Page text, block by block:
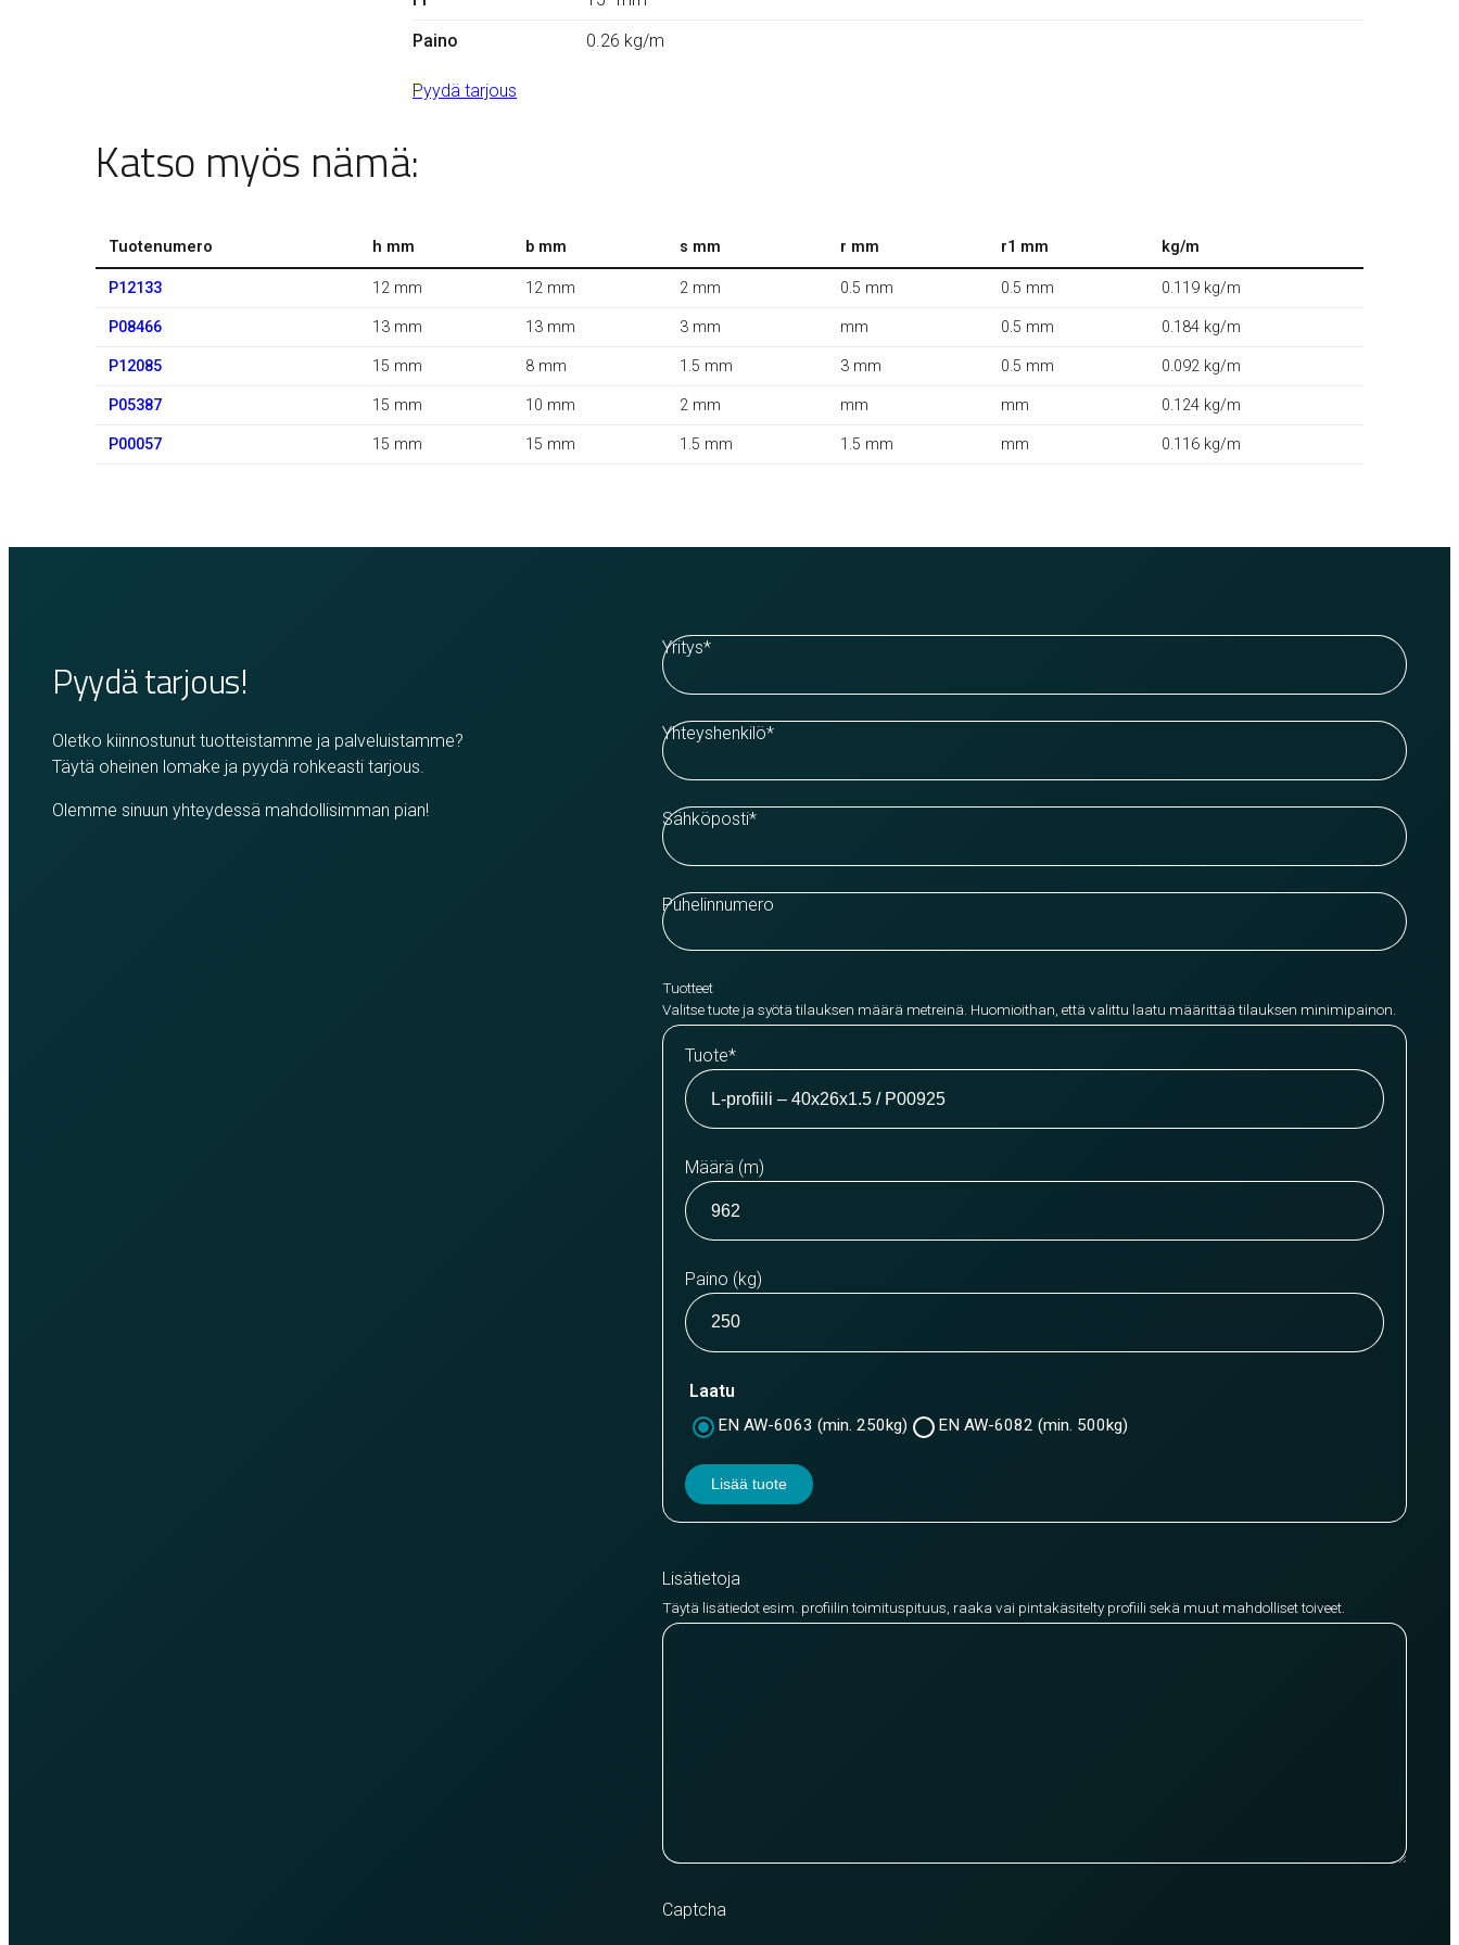
Paino
0.26 kg/m
Pyydä tarjous
Katso myös nämä:
Tuotenumero h mm b mm s mm r mm r1 mm kg/m
P12133 12 mm 12 mm 2 mm 0.5 mm 0.5 mm 0.119 kg/m
P08466 13 mm 13 mm 3 mm mm 0.5 mm 0.184 kg/m
P12085 15 mm 8 mm 1.5 mm 3 mm 0.5 mm 0.092 kg/m
P05387 15 mm 10 mm 2 mm mm mm 0.124 kg/m
P00057 15 mm 15 mm 1.5 mm 1.5 mm mm 0.116 kg/m
Pyydä tarjous!
Oletko kiinnostunut tuotteistamme ja palveluistamme?
Täytä oheinen lomake ja pyydä rohkeasti tarjous.
Olemme sinuun yhteydessä mahdollisimman pian!
Yritys*
Yhteyshenkilö*
Sähköposti*
Puhelinnumero
Tuotteet
Valitse tuote ja syötä tilauksen määrä metreinä. Huomioithan, että valittu laatu määrittää tilauksen minimipainon.
Tuote*
Määrä (m)
Paino (kg)
Laatu
EN AW-6063 (min. 250kg) EN AW-6082 (min. 500kg)
Lisää tuote
Lisätietoja
Täytä lisätiedot esim. profiilin toimituspituus, raaka vai pintakäsitelty profiili sekä muut mahdolliset toiveet.
Captcha